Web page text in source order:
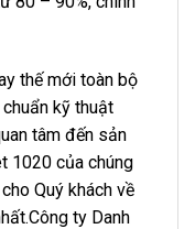
thế mới toàn bộ
kỹ thuật
tâm đến sản
1020 của chúng
Quý khách về
ty Danh